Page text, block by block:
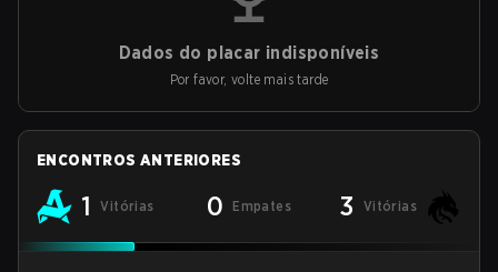
Dados do placar indisponíveis
Por favor, volte mais tarde
ENCONTROS ANTERIORES
1 Vitórias 0 Empates 3 Vitórias